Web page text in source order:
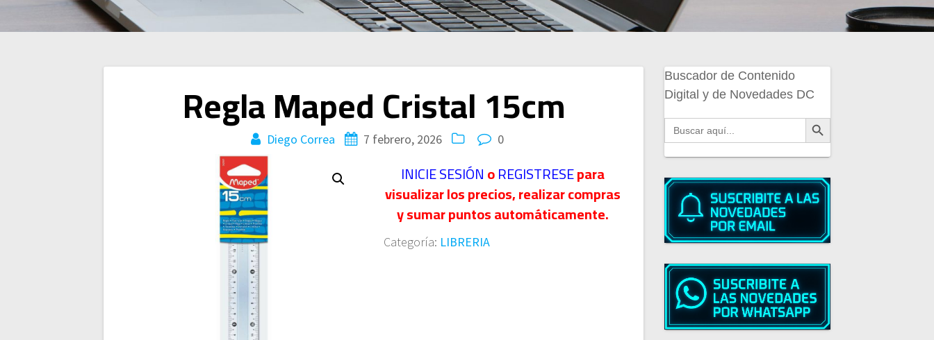
Regla Maped Cristal 15cm
Diego Correa 7 febrero, 2026 0
INICIE SESIÓNoREGISTRESEpara
visualizar los precios, realizar compras
y sumar puntos automáticamente.
Categoría: LIBRERIA
Navegación
entradas
Buscador de Contenido
Digital y de Novedades DC
Buscar: Botón de búsqueda